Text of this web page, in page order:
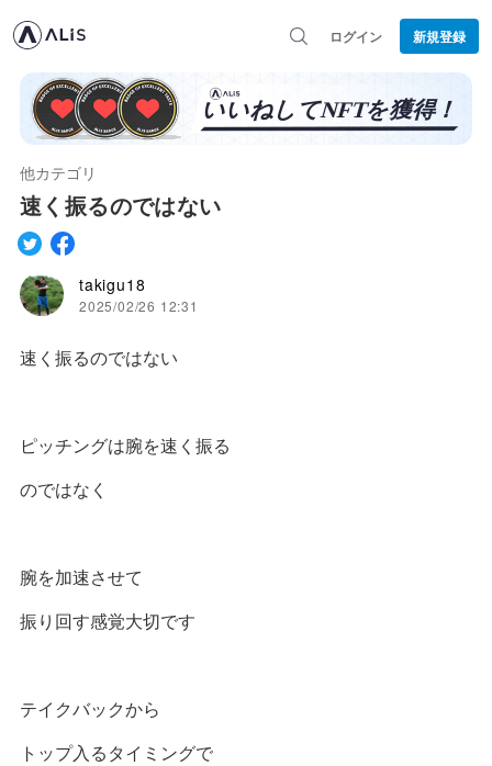
ログイン 新規登録
他カテゴリ
速く振るのではない
takigu18
2025/02/26 12:31
速く振るのではない
ピッチングは腕を速く振る
のではなく
腕を加速させて
振り回す感覚大切です
テイクバックから
トップ入るタイミングで